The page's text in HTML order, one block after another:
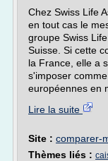
Chez Swiss Life
en tout cas le
groupe Swiss
Suisse. Si cette
la France, elle a
s'imposer
européennes en
Lire la suite
Site : comparer-
Thèmes liés :